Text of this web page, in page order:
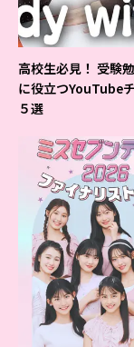
高校生必見！ 受験
に役立つYouTube
５選